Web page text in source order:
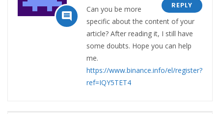

REPLY
Can you be more
specific about the content of your
article? After reading it, I still have
some doubts. Hope you can help
me.
https://www.binance.info/el/register?
ref=IQY5TET4